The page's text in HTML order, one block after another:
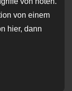
von einem
hier, dann